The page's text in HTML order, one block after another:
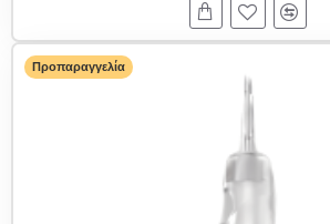
Προπαραγγελία